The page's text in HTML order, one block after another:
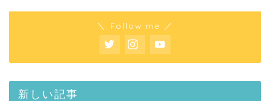
＼ Follow me ／
新しい記事